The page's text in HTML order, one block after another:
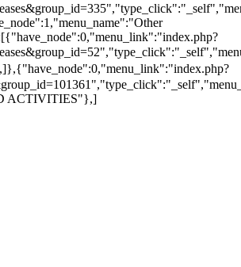
ACTIVITIES"},]